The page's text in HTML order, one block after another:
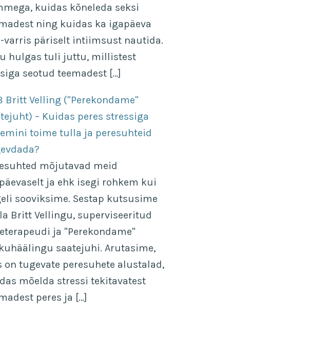
kuidas kõneleda seksi
ning kuidas ka igapäeva
varris päriselt intiimsust nautida.
hulgas tuli juttu, millistest
seotud teemadest […]
Britt Velling ("Perekondame"
– Kuidas peres stressiga
toime tulla ja peresuhteid
mõjutavad meid
ja ehk isegi rohkem kui
sooviksime. Sestap kutsusime
Britt Vellingu, superviseeritud
ja "Perekondame"
saatejuhi. Arutasime,
on tugevate peresuhete alustalad,
mõelda stressi tekitavatest
peres ja […]